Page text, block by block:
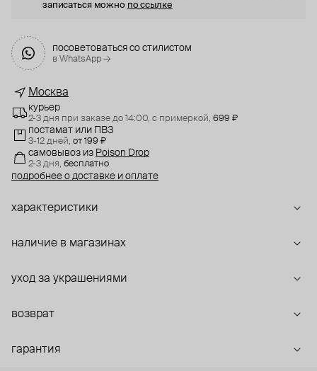
записаться можно по ссылке
посоветоваться со стилистом
в WhatsApp →
Москва
курьер
2-3 дня при заказе до 14:00, с примеркой, 699 ₽
постамат или ПВЗ
3-12 дней, от 199 ₽
самовывоз из Poison Drop
2-3 дня, бесплатно
подробнее о доставке и оплате
характеристики
наличие в магазинах
уход за украшениями
возврат
гарантия